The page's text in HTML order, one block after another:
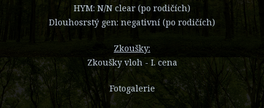
HYM: N/N clear (po rodičích)
Dlouhosrstý gen: negativní (po rodičích)
Zkoušky:
Zkoušky vloh - I. cena
Fotogalerie